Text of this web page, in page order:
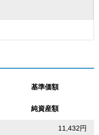
基準価額
純資産額
11,432円